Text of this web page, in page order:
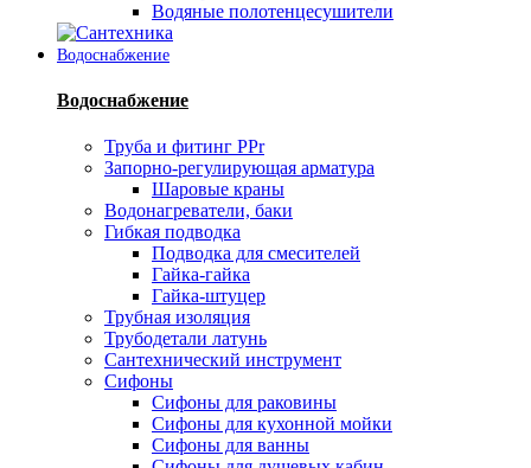
Водяные полотенцесушители
Водоснабжение
Водоснабжение
Труба и фитинг PPr
Запорно-регулирующая арматура
Шаровые краны
Водонагреватели, баки
Гибкая подводка
Подводка для смесителей
Гайка-гайка
Гайка-штуцер
Трубная изоляция
Трубодетали латунь
Сантехнический инструмент
Сифоны
Сифоны для раковины
Сифоны для кухонной мойки
Сифоны для ванны